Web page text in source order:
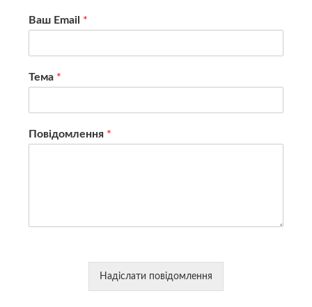
Ваш Email *
Тема *
Повідомлення *
Надіслати повідомлення